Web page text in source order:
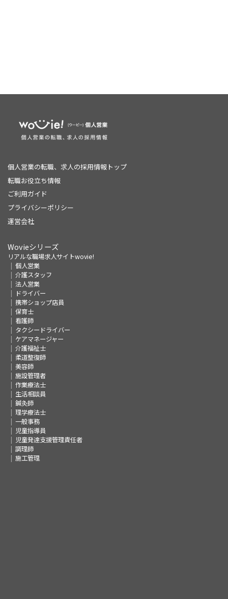
個人営業の転職、求人の採用情報トップ
転職お役立ち情報
ご利用ガイド
プライバシーポリシー
運営会社
Wovieシリーズ
リアルな職場求人サイトwovie!
個人営業
介護スタッフ
法人営業
ドライバー
携帯ショップ店員
保育士
看護師
タクシードライバー
ケアマネージャー
介護福祉士
柔道整復師
美容師
施設管理者
作業療法士
生活相談員
鍼灸師
理学療法士
一般事務
児童指導員
児童発達支援管理責任者
調理師
施工管理